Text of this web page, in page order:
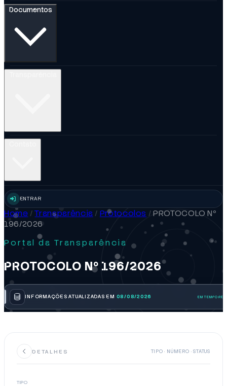
Documentos
ENTRAR
Home / Transparência / Protocolos /PROTOCOLO Nº
196/2026
Portal da Transparência
PROTOCOLO Nº 196/2026
INFORMAÇÕES ATUALIZADAS EM 08/08/2026
DETALHES TIPO · NÚMERO · STATUS
TIPO